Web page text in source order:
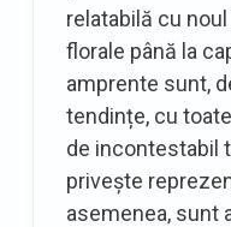
relatabilă cu
florale până la
amprente sunt,
tendințe, cu
de incontestabil
privește
asemenea, sunt